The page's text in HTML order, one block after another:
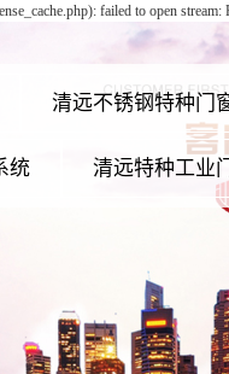
failed to open
清远不锈钢特种门
清远不锈钢防潮气密门
清远不锈钢防火玻璃门
统 清远特种工业
清远电子屏蔽窗系
清远防辐射窗系列